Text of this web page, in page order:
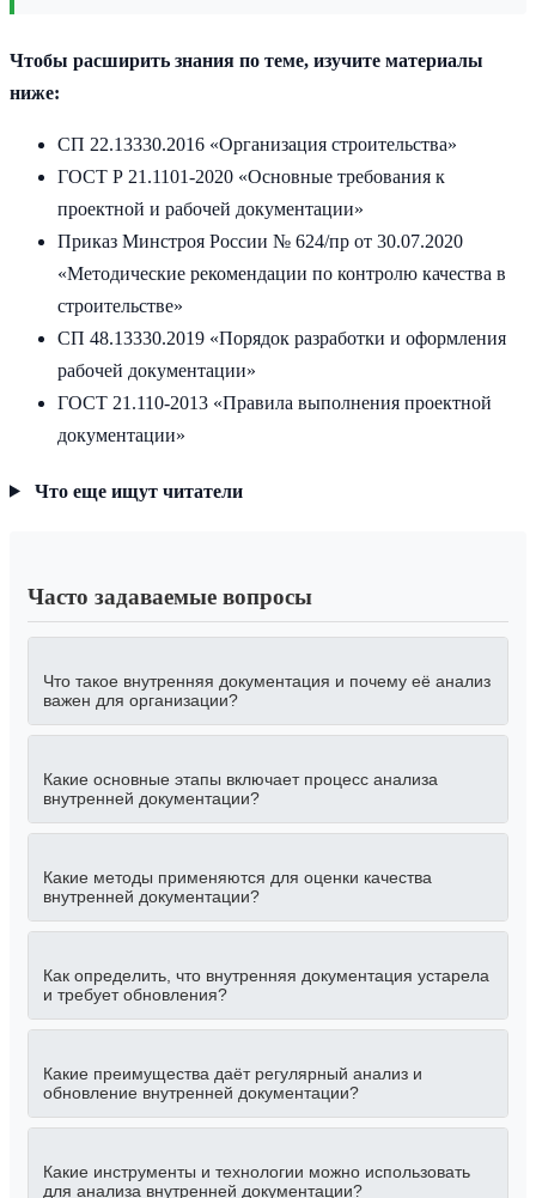
Чтобы расширить знания по теме, изучите материалы
ниже:
СП 22.13330.2016 «Организация строительства»
ГОСТ Р 21.1101-2020 «Основные требования к
проектной и рабочей документации»
Приказ Минстроя России № 624/пр от 30.07.2020
«Методические рекомендации по контролю качества в
строительстве»
СП 48.13330.2019 «Порядок разработки и оформления
рабочей документации»
ГОСТ 21.110-2013 «Правила выполнения проектной
документации»
Что еще ищут читатели
Часто задаваемые вопросы
Что такое внутренняя документация и почему её анализ
важен для организации?
Какие основные этапы включает процесс анализа
внутренней документации?
Какие методы применяются для оценки качества
внутренней документации?
Как определить, что внутренняя документация устарела
и требует обновления?
Какие преимущества даёт регулярный анализ и
обновление внутренней документации?
Какие инструменты и технологии можно использовать
для анализа внутренней документации?